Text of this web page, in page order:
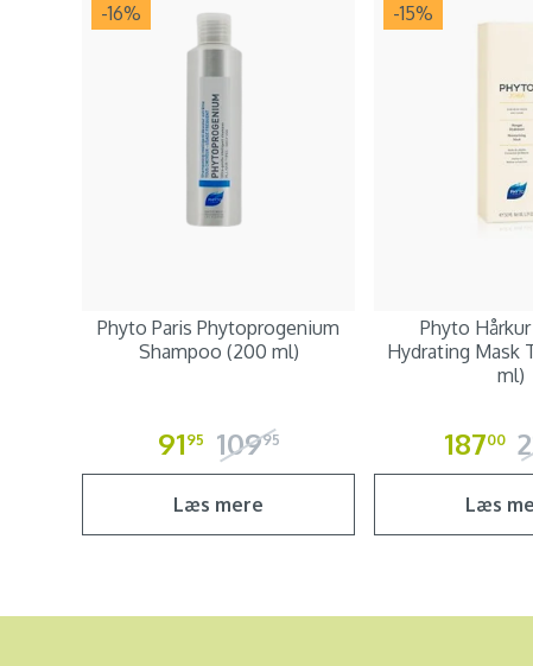
-16%
Phyto Paris Phytoprogenium
Shampoo (200 ml)
91 95 10995
Læs mere
-15%
Phyto
Hydrating Mask
ml)
18700
Læs